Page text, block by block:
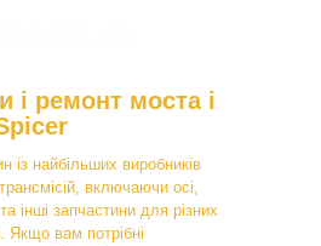
і ремонт моста і
із найбільших виробників
включаючи осі,
інші запчастини для різних
Якщо вам потрібні